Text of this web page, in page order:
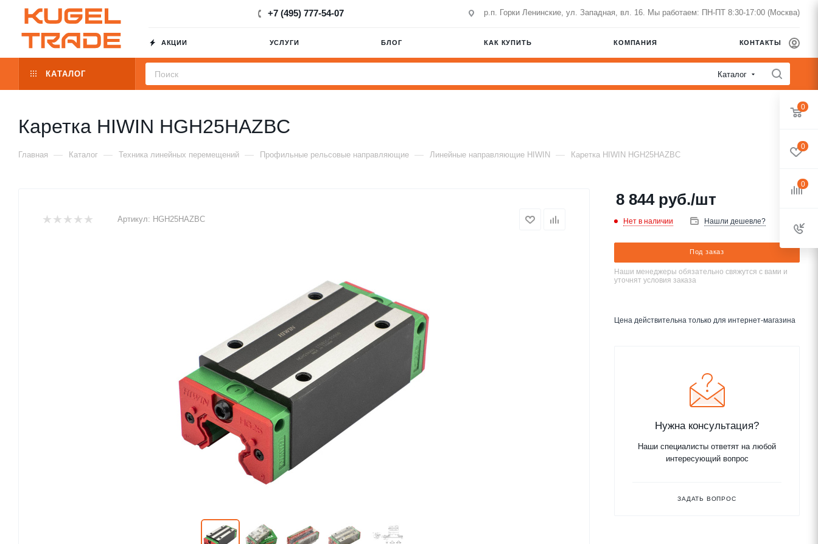
+7 (495) 777-54-07 р.п. Горки Ленинские, ул. Западная, вл. 16. Мы работаем: ПН-ПТ 8:30-17:00 (Москва)
АКЦИИ УСЛУГИ БЛОГ КАК КУПИТЬ КОМПАНИЯ КОНТАКТЫ
КАТАЛОГ Каталог
Каретка HIWIN HGH25HAZBC
Главная — Каталог — Техника линейных перемещений — Профильные рельсовые направляющие — Линейные направляющие HIWIN — Каретка HIWIN HGH25HAZBC
Артикул: HGH25HAZBC
8 844руб./шт
Нет в наличии Нашли дешевле?
Под заказ
Наши менеджеры обязательно свяжутся с вами и
уточнят условия заказа
Цена действительна только для интернет-магазина
Нужна консультация?
Наши специалисты ответят на любой
интересующий вопрос
ЗАДАТЬ ВОПРОС
0
0
0